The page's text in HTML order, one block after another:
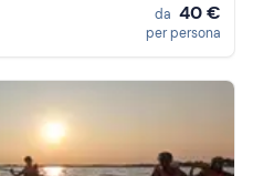
da 40 €
per persona